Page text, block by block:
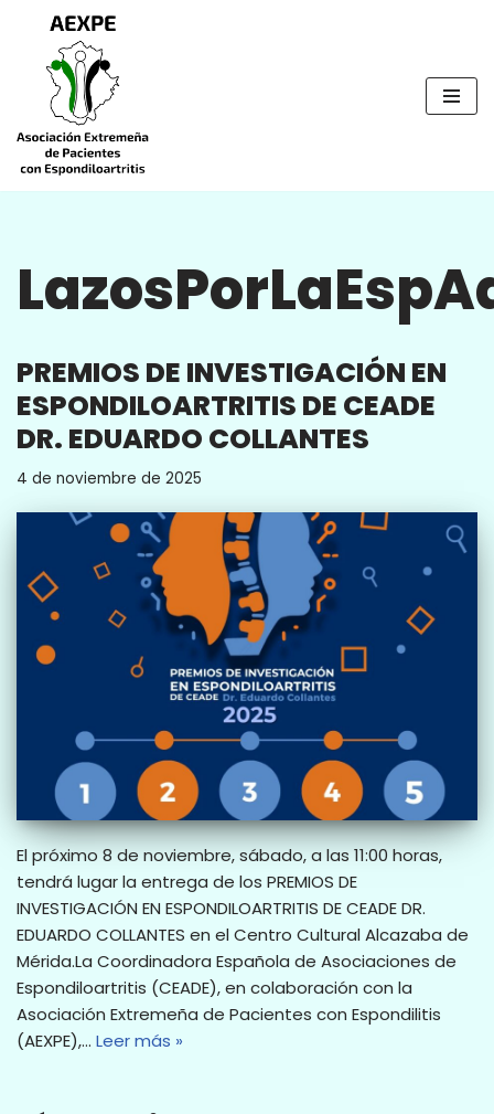
Saltar
contenido
PREMIOS DE INVESTIGACIÓN EN
ESPONDILOARTRITIS DE CEADE
DR. EDUARDO COLLANTES
4 de noviembre de 2025
El próximo 8 de noviembre, sábado, a las 11:00 horas,
tendrá lugar la entrega de los PREMIOS DE
INVESTIGACIÓN EN ESPONDILOARTRITIS DE CEADE DR.
EDUARDO COLLANTES en el Centro Cultural Alcazaba de
Mérida.La Coordinadora Española de Asociaciones de
Espondiloartritis (CEADE), en colaboración con la
Asociación Extremeña de Pacientes con Espondilitis
(AEXPE),… Leer más »